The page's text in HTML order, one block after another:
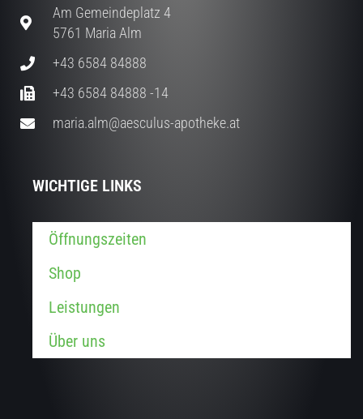
Am Gemeindeplatz 4
5761 Maria Alm
+43 6584 84888
+43 6584 84888 -14
maria.alm@aesculus-apotheke.at
WICHTIGE LINKS
Öffnungszeiten
Shop
Leistungen
Über uns